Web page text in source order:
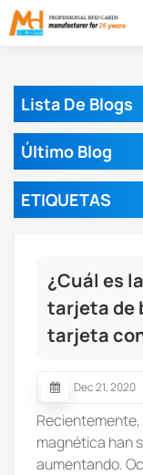
Lista De Blogs
Último Blog
ETIQUETAS
¿Cuál es
tarjeta de
tarjeta
Dec 21, 2020
magnética han
aumentando.